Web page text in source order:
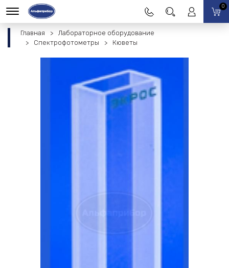
0
Главная
Лабораторное оборудование
Спектрофотометры
Кюветы